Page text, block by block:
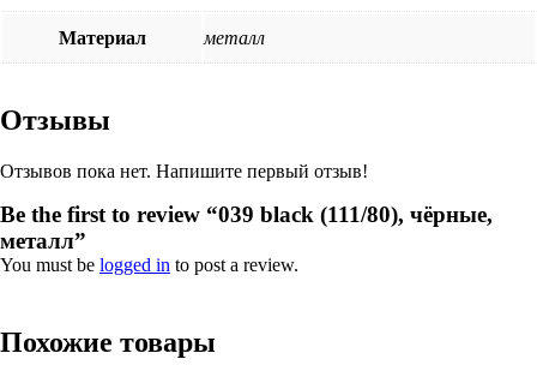
Материал металл
Отзывы
Отзывов пока нет. Напишите первый отзыв!
Be the first to review “039 black (111/80), чёрные,
металл”
You must be logged in to post a review.
Похожие товары